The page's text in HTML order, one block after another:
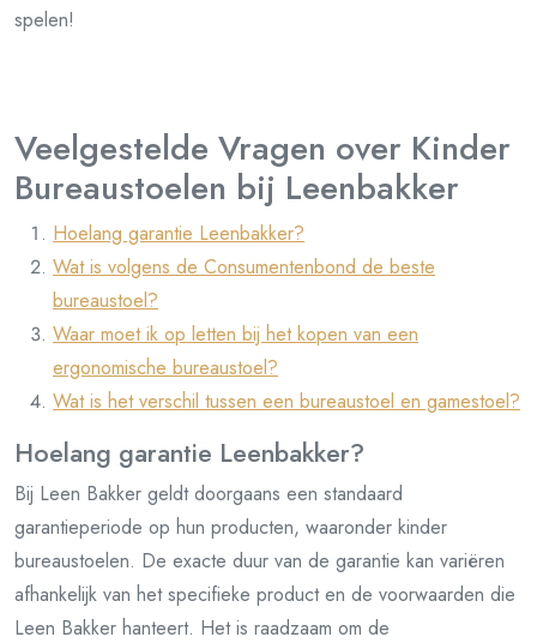
spelen!
Veelgestelde Vragen over Kinder
Bureaustoelen bij Leenbakker
Hoelang garantie Leenbakker?
Wat is volgens de Consumentenbond de beste
bureaustoel?
Waar moet ik op letten bij het kopen van een
ergonomische bureaustoel?
Wat is het verschil tussen een bureaustoel en gamestoel?
Hoelang garantie Leenbakker?
Bij Leen Bakker geldt doorgaans een standaard
garantieperiode op hun producten, waaronder kinder
bureaustoelen. De exacte duur van de garantie kan variëren
afhankelijk van het specifieke product en de voorwaarden die
Leen Bakker hanteert. Het is raadzaam om de